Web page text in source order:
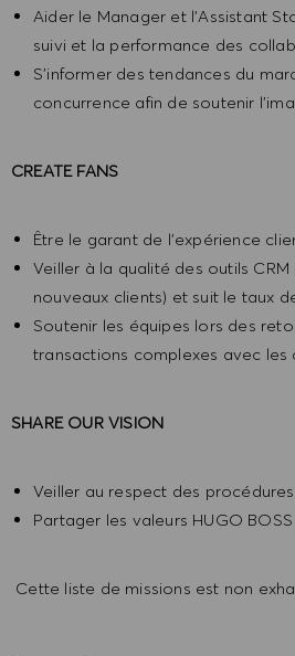
Aider le Manager et l’Assistant
suivi et la performance des
S'informer des tendances du
concurrence afin de soutenir
CREATE FANS
Être le garant de l'expérience
Veiller à la qualité des outils
nouveaux clients) et suit le taux
Soutenir les équipes lors des
transactions complexes avec les
SHARE OUR VISION
Veiller au respect des
Partager les valeurs HUGO BOSS
Cette liste de missions est non